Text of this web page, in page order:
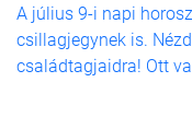
A július 9-i napi
csillagjegynek is.
családtagjaidra! Ott